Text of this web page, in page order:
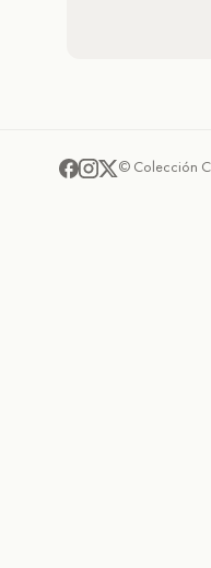
© Colección